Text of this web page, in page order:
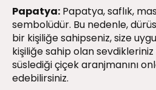
Papatya: Papatya, saflık,
sembolüdür. Bu nedenle,
bir kişiliğe sahipseniz, size
kişiliğe sahip olan
süslediği çiçek aranjmanını
edebilirsiniz.